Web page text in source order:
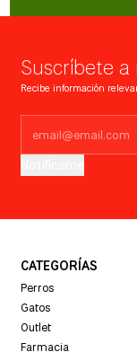
Suscríbete
Recibe información
CATEGORÍAS
Perros
Gatos
Outlet
Farmacia